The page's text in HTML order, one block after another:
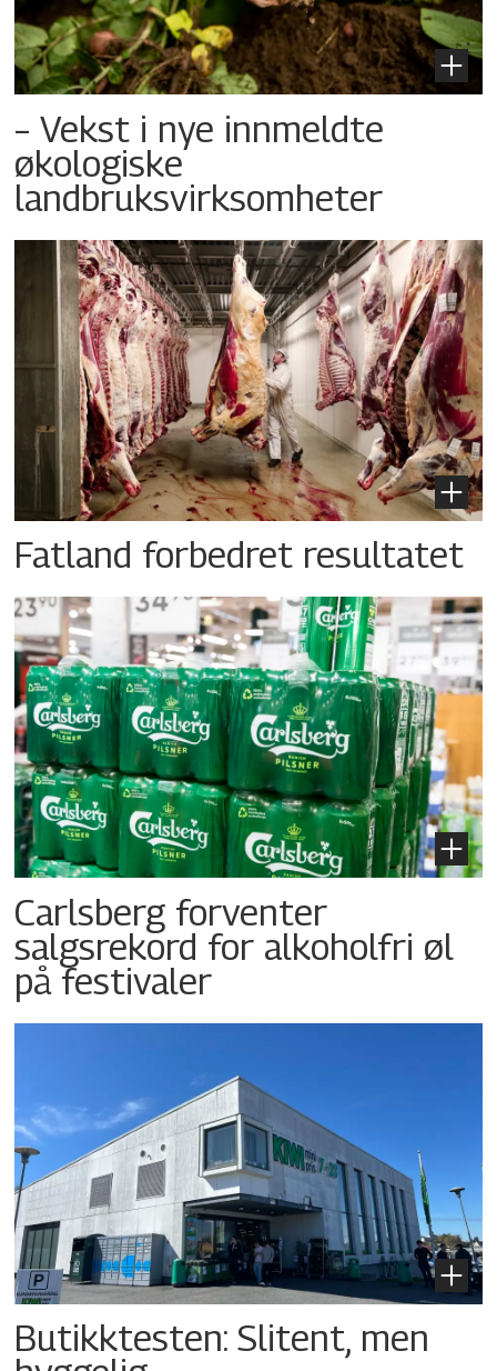
– Vekst i nye innmeldte
økologiske
landbruksvirksomheter
Fatland forbedret resultatet
Carlsberg forventer
salgsrekord for alkoholfri øl
på festivaler
Butikktesten: Slitent, men